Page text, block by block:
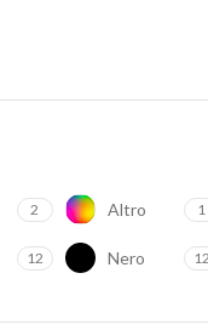
2 Altro 1
12 Nero 12